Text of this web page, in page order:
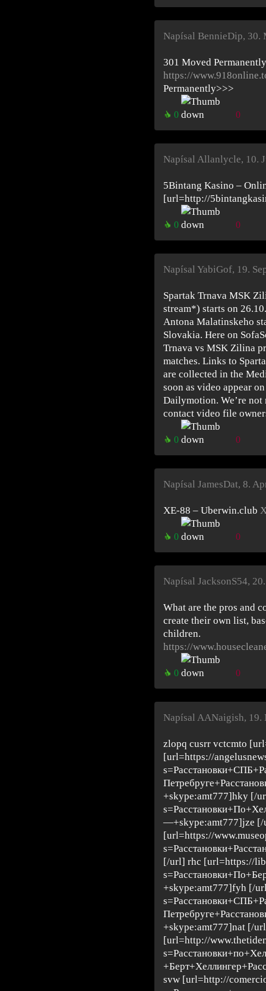
Napísal BennieDip, 30.
301 Moved Permanently
https://
Permanently>>>
0 0
Napísal Allanlycle, 10.
5Bintang Kasino –
[url=http://
0 0
Napísal YabiGof, 19.
Spartak Trnava MSK
stream*) starts on
Antona Malatinskeho
Slovakia. Here on
Trnava vs MSK Zilina
matches. Links to
are collected in the
soon as video appear
Dailymotion. We’re
contact video file
0 0
Napísal JamesDat, 8.
XE-88 – Uberwin.club
0 0
Napísal JacksonS54,
What are the pros and
create their own list,
children.
https://
0 0
Napísal AANaigish, 19.
zlopq cusrr vctcmto
[url=https://
+skype:amt777]hky [/
—+skype:amt777]jze [/
[url=https://
[/url] rhc [url=https://
+skype:amt777]fyh [/
+skype:amt777]nat [/
[url=http://
svw [url=http://